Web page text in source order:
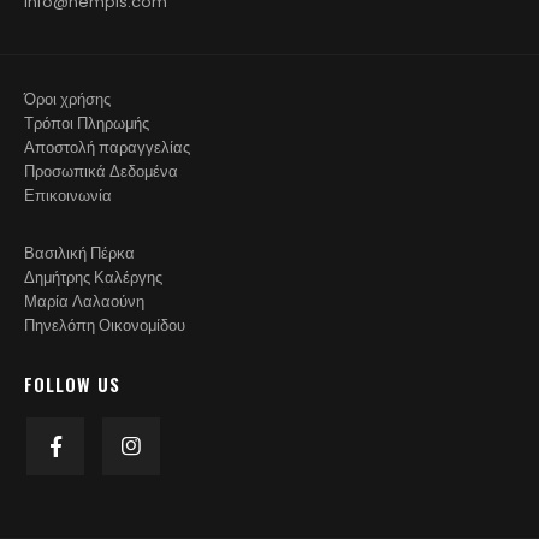
Όροι χρήσης
Τρόποι Πληρωμής
Αποστολή παραγγελίας
Προσωπικά Δεδομένα
Επικοινωνία
Βασιλική Πέρκα
Δημήτρης Καλέργης
Μαρία Λαλαούνη
Πηνελόπη Οικονομίδου
FOLLOW US